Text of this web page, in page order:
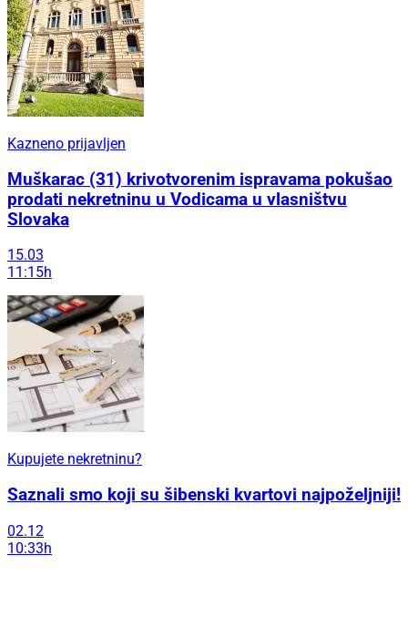
Kazneno prijavljen
Muškarac (31) krivotvorenim ispravama pokušao
prodati nekretninu u Vodicama u vlasništvu
Slovaka
15.03
11:15h
Kupujete nekretninu?
Saznali smo koji su šibenski kvartovi najpoželjniji!
02.12
10:33h